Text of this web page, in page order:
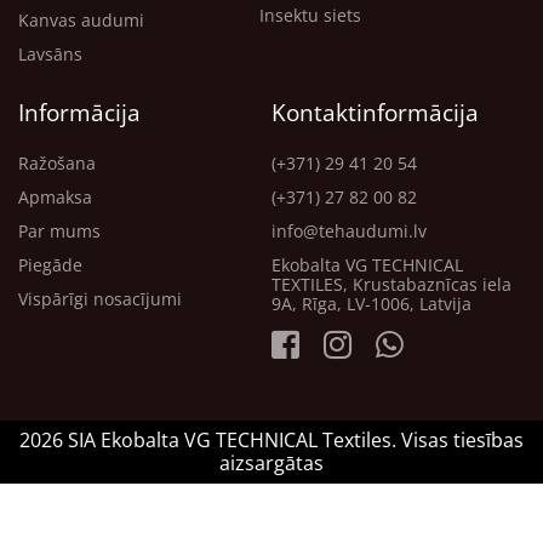
Kanvas audumi
Lavsāns
Insektu siets
Informācija
Ražošana
Apmaksa
Par mums
Piegāde
Vispārīgi nosacījumi
Kontaktinformācija
(+371) 29 41 20 54
(+371) 27 82 00 82
info@tehaudumi.lv
Ekobalta VG TECHNICAL
TEXTILES, Krustabaznīcas iela
9A, Rīga, LV-1006, Latvija
2026 SIA Ekobalta VG TECHNICAL Textiles. Visas tiesības
aizsargātas